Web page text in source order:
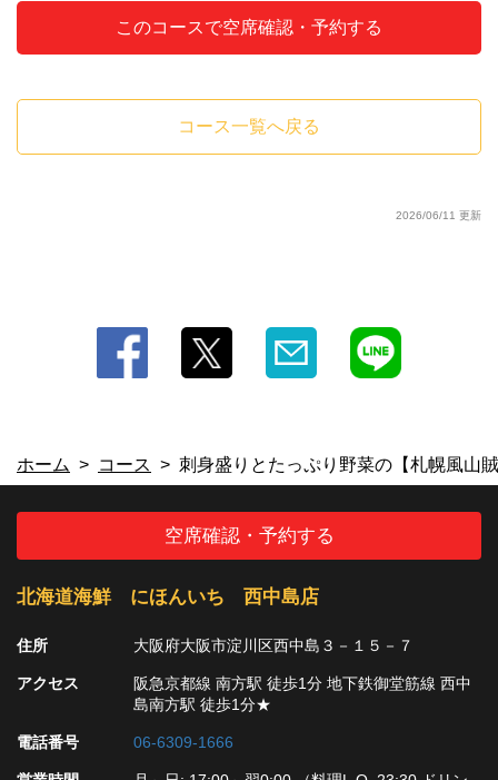
／シャンディーガフ／ディーゼル
このコースで空席確認・予約する
コース一覧へ戻る
2026/06/11 更新
ホーム コース 刺身盛りとたっぷり野菜の【札幌風山
空席確認・予約する
北海道海鮮 にほんいち 西中島店
住所 大阪府大阪市淀川区西中島３－１５－７
アクセス
阪急京都線 南方駅 徒歩1分 地下鉄御堂筋線 西中
島南方駅 徒歩1分★
電話番号 06-6309-1666